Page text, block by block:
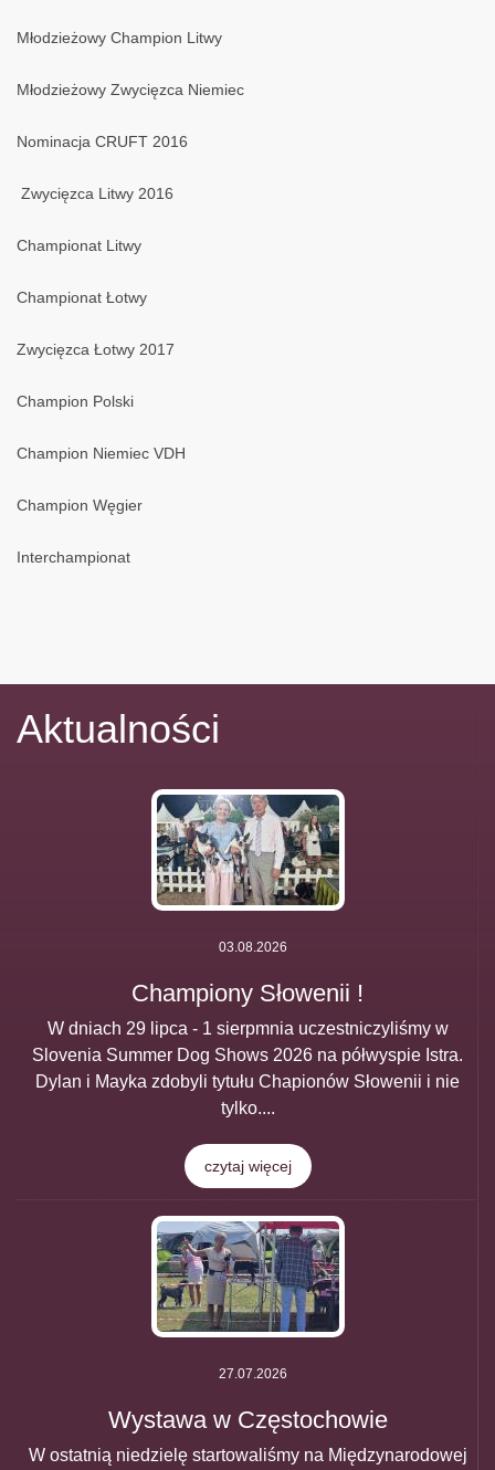
Młodzieżowy Champion Litwy
Młodzieżowy Zwycięzca Niemiec
Nominacja CRUFT 2016
Zwycięzca Litwy 2016
Championat Litwy
Championat Łotwy
Zwycięzca Łotwy 2017
Champion Polski
Champion Niemiec VDH
Champion Węgier
Interchampionat
Aktualności
03.08.2026
Championy Słowenii !
W dniach 29 lipca - 1 sierpmnia uczestniczyliśmy w
Slovenia Summer Dog Shows 2026 na półwyspie Istra.
Dylan i Mayka zdobyli tytułu Chapionów Słowenii i nie
tylko....
czytaj więcej
27.07.2026
Wystawa w Częstochowie
W ostatnią niedzielę startowaliśmy na Międzynarodowej